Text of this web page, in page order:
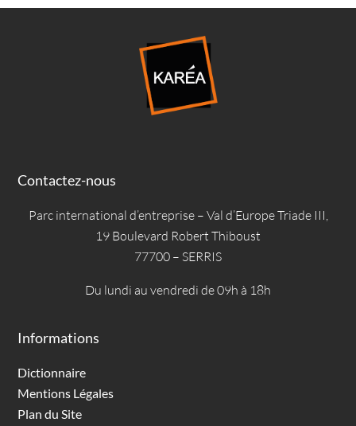
Contactez-nous
Parc international d’entreprise – Val d’Europe Triade III,
19 Boulevard Robert Thiboust
77700 – SERRIS
Du lundi au vendredi de 09h à 18h
Informations
Dictionnaire
Mentions Légales
Plan du Site